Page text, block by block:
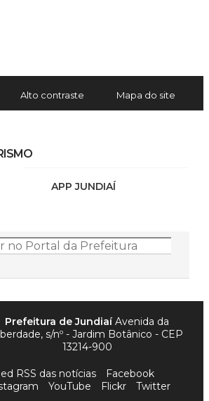
Alto contraste Mapa do site
APP JUNDIAÍ
Prefeitura de JundiaíAvenida da
s/nº - Jardim Botânico - CEP
13214-900
RSS das notícias
Facebook
YouTube Flickr Twitter